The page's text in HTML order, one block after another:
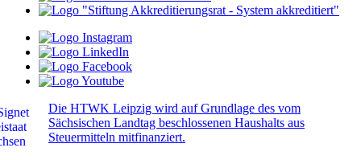
Die HTWK Leipzig wird auf Grundlage des vom
Sächsischen Landtag beschlossenen Haushalts aus
Steuermitteln mitfinanziert.